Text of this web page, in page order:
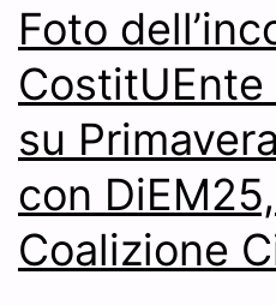
Foto
CostitUEnte
su
con
Coalizione